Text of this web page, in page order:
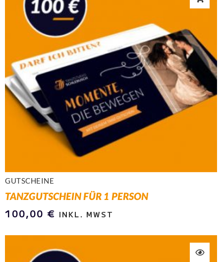
GUTSCHEINE
TANZGUTSCHEIN FÜR 1 PERSON
100,00 € INKL. MWST